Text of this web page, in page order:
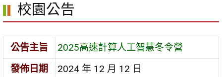
區
校園公告
公告主旨
2025高速計算人工智慧冬令營
發佈日期
2024 年 12 月 12 日